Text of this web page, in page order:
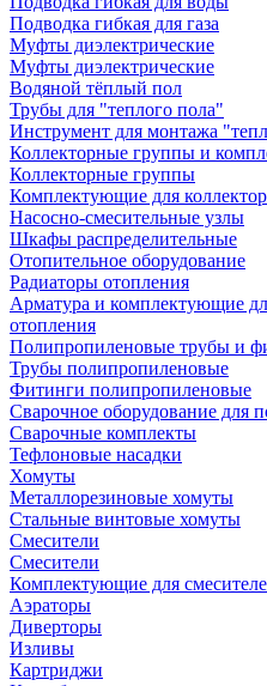
Подводка гибкая для газа
Муфты диэлектрические
Муфты диэлектрические
Водяной тёплый пол
Трубы для "теплого пола"
Инструмент для монтажа
Коллекторные группы и
Коллекторные группы
Комплектующие для
Насосно-смесительные узлы
Шкафы распределительные
Отопительное оборудование
Радиаторы отопления
Арматура и комплектующие
отопления
Полипропиленовые трубы и
Трубы полипропиленовые
Фитинги полипропиленовые
Сварочное оборудование для
Сварочные комплекты
Тефлоновые насадки
Хомуты
Металлорезиновые хомуты
Стальные винтовые хомуты
Смесители
Смесители
Комплектующие для
Аэраторы
Диверторы
Изливы
Картриджи